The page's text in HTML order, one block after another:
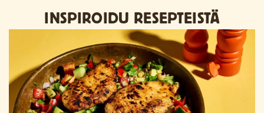
INSPIROIDU RESEPTEISTÄ